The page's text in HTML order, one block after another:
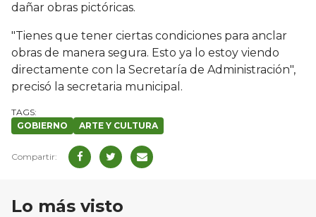
dañar obras pictóricas.
"Tienes que tener ciertas condiciones para anclar
obras de manera segura. Esto ya lo estoy viendo
directamente con la Secretaría de Administración",
precisó la secretaria municipal.
GOBIERNO ARTE Y CULTURA
Lo más visto